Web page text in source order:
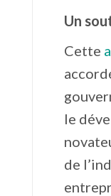
Un
Cette
le
de